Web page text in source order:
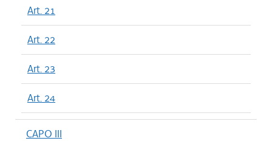
Art. 21
Art. 22
Art. 23
Art. 24
CAPO III